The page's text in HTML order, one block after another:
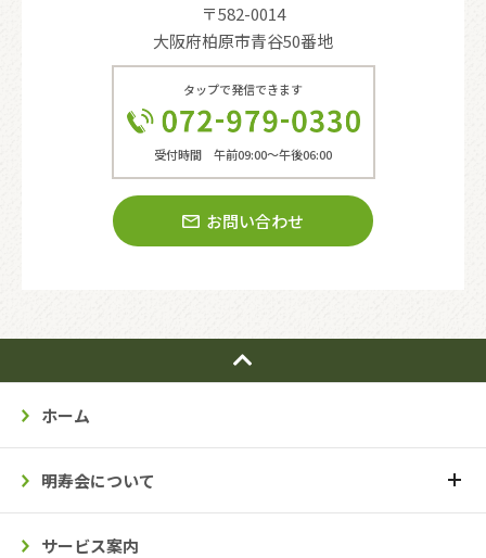
〒582-0014
大阪府柏原市青谷50番地
タップで発信できます
受付時間 午前09:00〜午後06:00
お問い合わせ
ホーム
明寿会について
サービス案内